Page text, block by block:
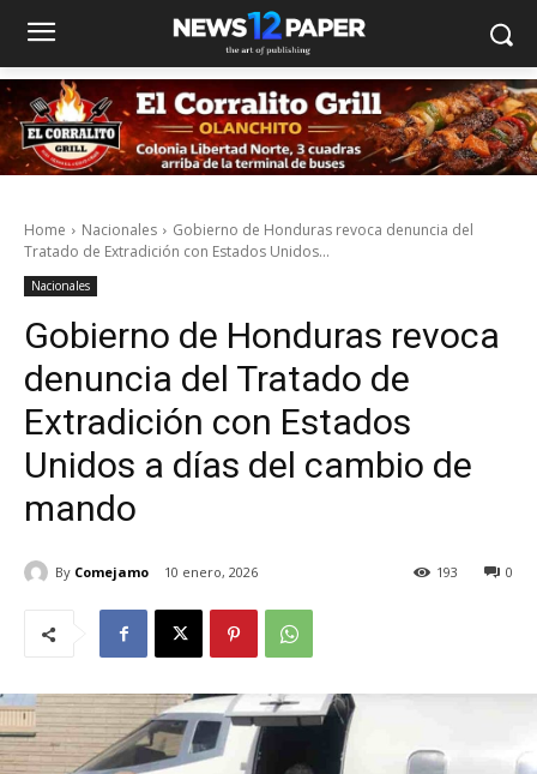
Home Nacionales
Gobierno de Honduras revoca denuncia del
Tratado de Extradición con Estados Unidos...
Nacionales
Gobierno de Honduras revoca
denuncia del Tratado de
Extradición con Estados
Unidos a días del cambio de
mando
By Comejamo 10 enero, 2026 0
193